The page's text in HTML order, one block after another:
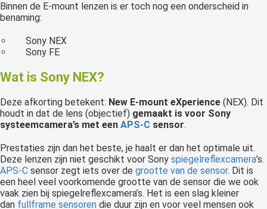
Binnen de E-mount lenzen is er toch nog een onderscheid in
benaming:
Sony NEX
Sony FE
Wat is Sony NEX?
Deze afkorting betekent: New E-mount eXperience (NEX). Dit
houdt in dat de lens (objectief) gemaakt is voor Sony
systeemcamera’s met een APS-C sensor.
Prestaties zijn dan het beste, je haalt er dan het optimale uit.
Deze lenzen zijn niet geschikt voor Sony spiegelreflexcamera’s.
APS-C sensor zegt iets over de grootte van de sensor. Dit is
een heel veel voorkomende grootte van de sensor die we ook
vaak zien bij spiegelreflexcamera’s. Het is een slag kleiner
dan fullframe sensoren die duur zijn en voor veel mensen ook